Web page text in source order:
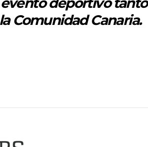
Comunidad Canaria.